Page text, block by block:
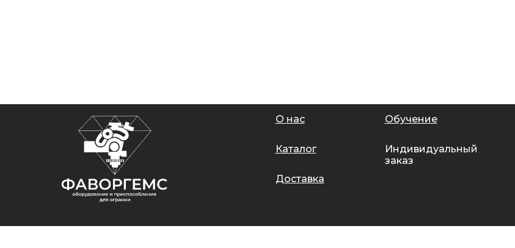
О нас
Каталог
Доставка
Обучение
Индивидуальный
заказ